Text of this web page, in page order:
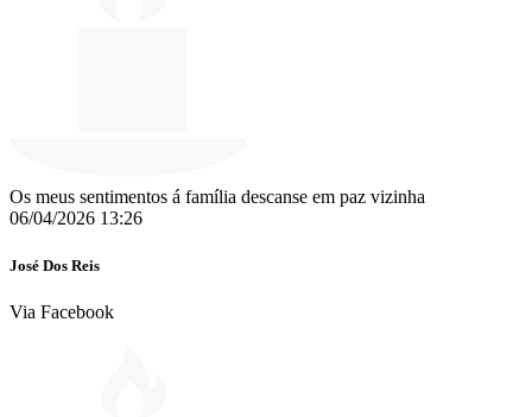
Os meus sentimentos á família descanse em paz vizinha
06/04/2026 13:26
José Dos Reis
Via Facebook